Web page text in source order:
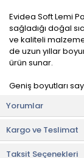
Evidea Soft Lemi
sağladığı doğal
ve kaliteli
de uzun yıllar
ürün sunar.
Geniş boyutları
Yüksek kaliteli
günkü gibi kullanım
Kullanım ve
Yorumlar
Kargo ve Teslimat
Taksit Seçenekleri